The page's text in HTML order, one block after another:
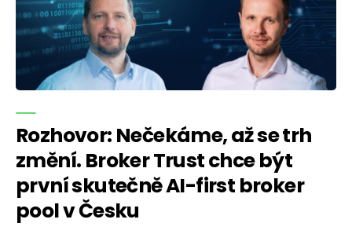
Rozhovor: Nečekáme, až se trh
změní. Broker Trust chce být
první skutečně AI-first broker
pool v Česku